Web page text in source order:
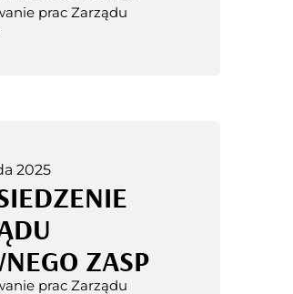
prac Zarządu
2025
ZASP
prac Zarządu